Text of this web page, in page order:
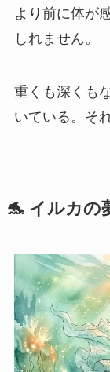
より前に体が
しれません。
重くも深くも
いている。そ
🐬 イルカの